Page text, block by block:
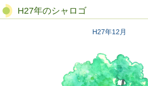
H27年のシャロゴ
H27年12月